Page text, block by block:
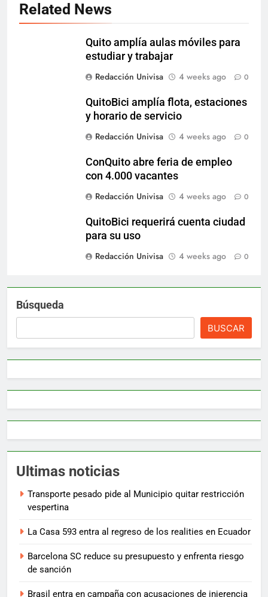
Related News
Quito amplía aulas móviles para
estudiar y trabajar
Redacción Univisa
4 weeks ago 0
QuitoBici amplía flota, estaciones
y horario de servicio
Redacción Univisa
4 weeks ago 0
ConQuito abre feria de empleo
con 4.000 vacantes
Redacción Univisa
4 weeks ago 0
QuitoBici requerirá cuenta ciudad
para su uso
Redacción Univisa
4 weeks ago 0
Búsqueda
BUSCAR
Ultimas noticias
Transporte pesado pide al Municipio quitar restricción
vespertina
La Casa 593 entra al regreso de los realities en Ecuador
Barcelona SC reduce su presupuesto y enfrenta riesgo
de sanción
Brasil entra en campaña con acusaciones de injerencia